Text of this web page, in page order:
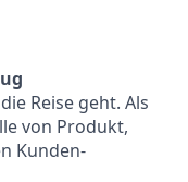
Reise geht. Als
von Produkt,
Kunden-